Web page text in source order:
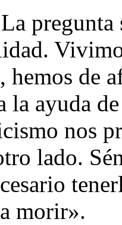
pregunta
hemos de
la ayuda
nos
lado.
morir».